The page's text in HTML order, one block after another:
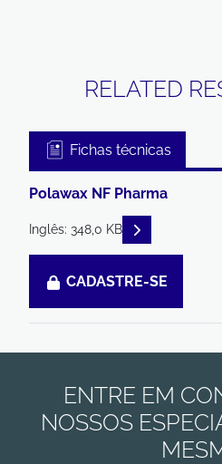
RELATED
Fichas técnicas
Polawax NF Pharma
Inglês: 348,0 KB READ
CADASTRE-SE
ENTRE EM
NOSSOS